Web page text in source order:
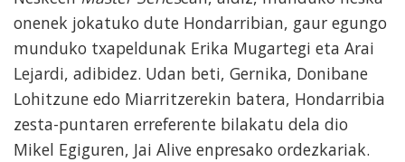
onenek jokatuko dute Hondarribian, gaur egungo
munduko txapeldunak Erika Mugartegi eta Arai
Lejardi, adibidez. Udan beti, Gernika, Donibane
Lohitzune edo Miarritzerekin batera, Hondarribia
zesta-puntaren erreferente bilakatu dela dio
Mikel Egiguren, Jai Alive enpresako ordezkariak.